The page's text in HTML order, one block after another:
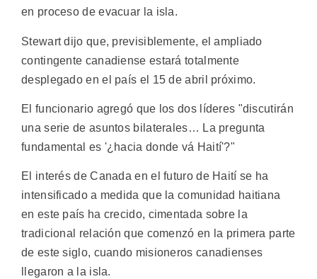
en proceso de evacuar la isla.
Stewart dijo que, previsiblemente, el ampliado
contingente canadiense estará totalmente
desplegado en el país el 15 de abril próximo.
El funcionario agregó que los dos líderes "discutirán
una serie de asuntos bilaterales… La pregunta
fundamental es '¿hacia donde vá Haití'?"
El interés de Canada en el futuro de Haití se ha
intensificado a medida que la comunidad haitiana
en este país ha crecido, cimentada sobre la
tradicional relación que comenzó en la primera parte
de este siglo, cuando misioneros canadienses
llegaron a la isla.